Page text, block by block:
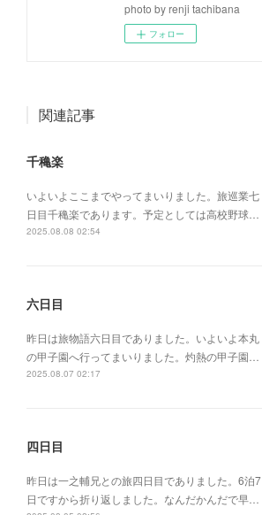
photo by renji tachibana
フォロー
関連記事
千穐楽
いよいよここまでやってまいりました。旅巡業七
日目千穐楽であります。予定としては高校野球…
2025.08.08 02:54
六日目
昨日は旅物語六日目でありました。いよいよ本丸
の甲子園へ行ってまいりました。灼熱の甲子園…
2025.08.07 02:17
四日目
昨日は一之輔兄との旅四日目でありました。6泊7
日ですから折り返しました。なんだかんだで早…